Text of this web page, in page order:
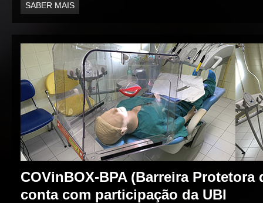
SABER MAIS
COVinBOX-BPA (Barreira Protetora
conta com participação da UBI